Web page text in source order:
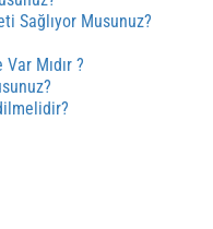
Sağlıyor Musunuz?
Mıdır ?